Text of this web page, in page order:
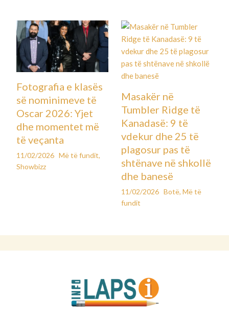
Fotografia e klasës
së nominimeve të
Oscar 2026: Yjet
dhe momentet më
të veçanta
11/02/2026 Më të fundit,
Showbizz
Masakër në
Tumbler Ridge të
Kanadasë: 9 të
vdekur dhe 25 të
plagosur pas të
shtënave në shkollë
dhe banesë
11/02/2026 Botë, Më të
fundit